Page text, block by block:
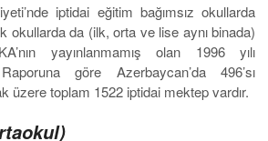
iptidai eğitim bağımsız okullarda
okullarda da (ilk, orta ve lise aynı binada)
yayınlanmamış olan 1996 yılı
göre Azerbaycan’da 496’sı
üzere toplam 1522 iptidai mektep vardır.